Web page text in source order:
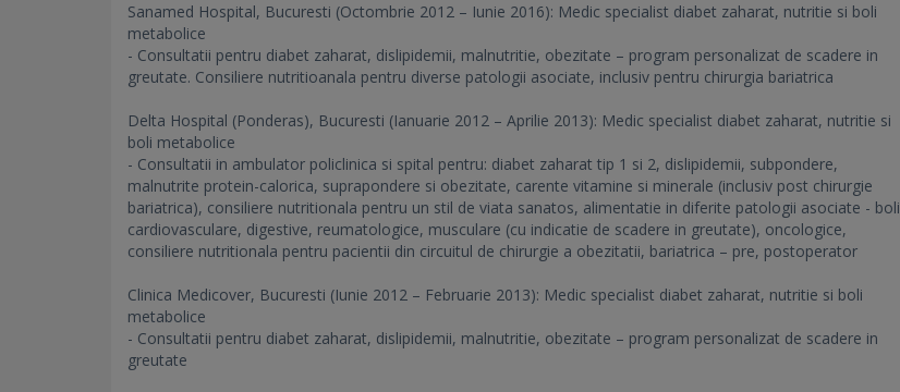
Sanamed Hospital, Bucuresti (Octombrie 2012 – Iunie 2016): Medic specialist diabet zaharat, nutritie si boli
metabolice
- Consultatii pentru diabet zaharat, dislipidemii, malnutritie, obezitate – program personalizat de scadere in
greutate. Consiliere nutritioanala pentru diverse patologii asociate, inclusiv pentru chirurgia bariatrica
Delta Hospital (Ponderas), Bucuresti (Ianuarie 2012 – Aprilie 2013): Medic specialist diabet zaharat, nutritie si
boli metabolice
- Consultatii in ambulator policlinica si spital pentru: diabet zaharat tip 1 si 2, dislipidemii, subpondere,
malnutrite protein-calorica, suprapondere si obezitate, carente vitamine si minerale (inclusiv post chirurgie
bariatrica), consiliere nutritionala pentru un stil de viata sanatos, alimentatie in diferite patologii asociate - boli
cardiovasculare, digestive, reumatologice, musculare (cu indicatie de scadere in greutate), oncologice,
consiliere nutritionala pentru pacientii din circuitul de chirurgie a obezitatii, bariatrica – pre, postoperator
Clinica Medicover, Bucuresti (Iunie 2012 – Februarie 2013): Medic specialist diabet zaharat, nutritie si boli
metabolice
- Consultatii pentru diabet zaharat, dislipidemii, malnutritie, obezitate – program personalizat de scadere in
greutate